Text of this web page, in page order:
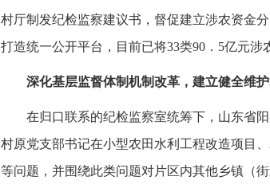
村厅制发纪检监察建议书，督促建立涉农资金
打造统一公开平台，目前已将33类90．5亿元涉
深化基层监督体制机制改革，建立健全维
在归口联系的纪检监察室统筹下，山东省
村原党支部书记在小型农田水利工程改造项目
等问题，并围绕此类问题对片区内其他乡镇（街